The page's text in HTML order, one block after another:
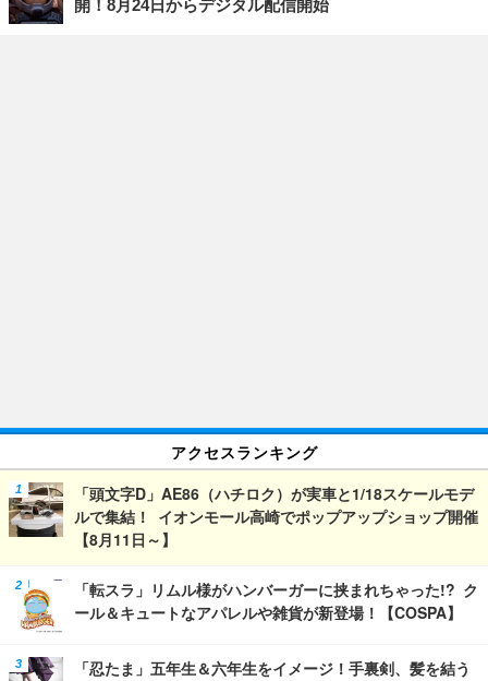
開！8月24日からデジタル配信開始
アクセスランキング
「頭文字D」AE86（ハチロク）が実車と1/18スケールモデ
ルで集結！ イオンモール高崎でポップアップショップ開催
【8月11日～】
「転スラ」リムル様がハンバーガーに挟まれちゃった!? ク
ール＆キュートなアパレルや雑貨が新登場！【COSPA】
「忍たま」五年生＆六年生をイメージ！手裏剣、髪を結う